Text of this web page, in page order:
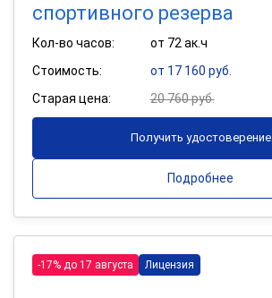
спортивного резерва
Кол-во часов:
от 72 ак.ч
Стоимость:
от 17 160 руб.
Старая цена:
20 760 руб.
Получить удостоверение
Подробнее
-17% до 17 августа Лицензия